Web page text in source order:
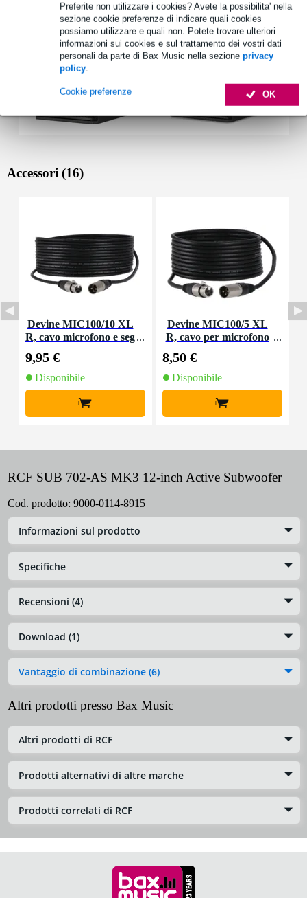
Preferite non utilizzare i cookies? Avete la possibilita' nella
sezione cookie preferenze di indicare quali cookies
possiamo utilizzare e quali non. Potete trovare ulteriori
informazioni sui cookies e sul trattamento dei vostri dati
personali da parte di Bax Music nella sezione privacy
policy.
OK
Cookie preferenze
Accessori (16)
Devine MIC100/10 XL
R, cavo microfono e seg
9,95 €
Disponibile
+
Devine MIC100/5 XL
R, cavo per microfono
8,50 €
Disponibile
+
RCF SUB 702-AS MK3 12-inch Active Subwoofer
Cod. prodotto: 9000-0114-8915
Informazioni sul prodotto
Specifiche
Recensioni (4)
Download (1)
Vantaggio di combinazione (6)
Altri prodotti presso Bax Music
Altri prodotti di RCF
Prodotti alternativi di altre marche
Prodotti correlati di RCF